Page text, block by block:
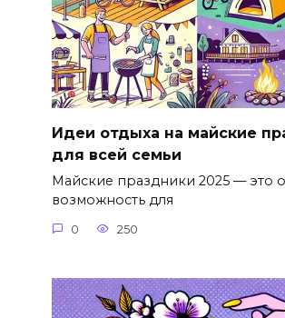
Идеи отдыха на майские
для всей семьи
Майские праздники 2025 — это
возможность для
0 250